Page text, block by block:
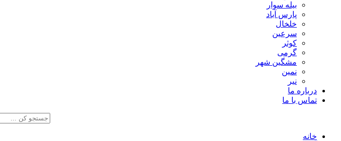
بیله سوار
پارس آباد
خلخال
سرعین
کوثر
گرمی
مشگین شهر
نمین
نیر
درباره ما
تماس با ما
خانه